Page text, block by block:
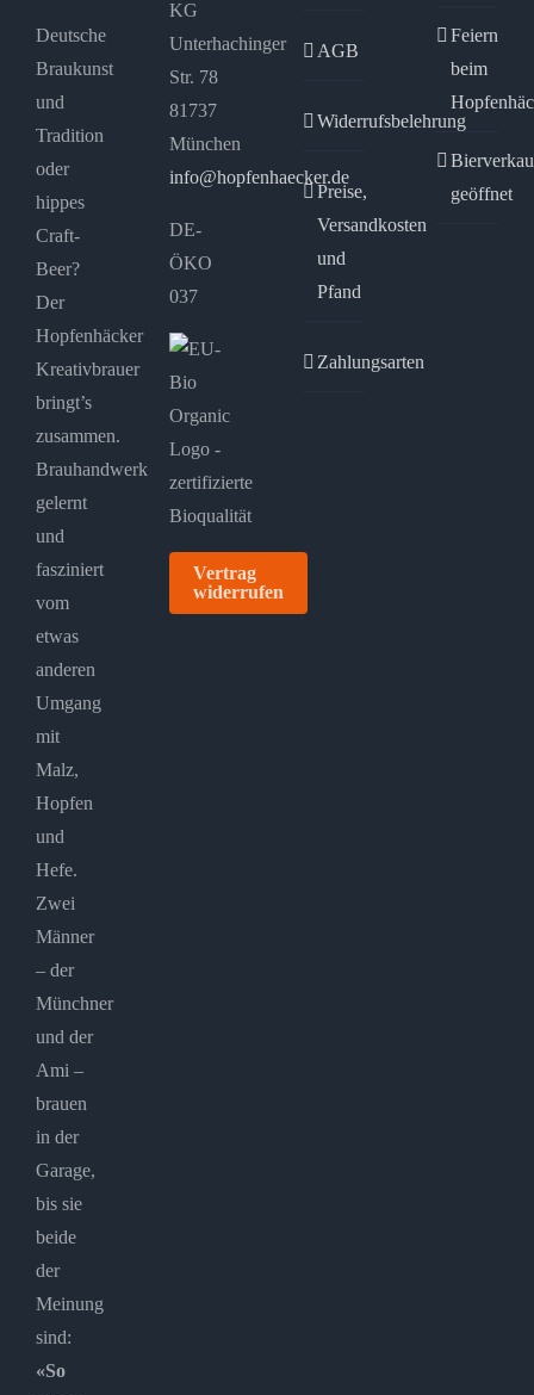
Deutsche
Braukunst
und
Tradition
oder
hippes
Craft-
Beer?
Der
Hopfenhäcker
Kreativbrauer
bringt’s
zusammen.
Brauhandwerk
gelernt
und
fasziniert
vom
etwas
anderen
Umgang
mit
Malz,
Hopfen
und
Hefe.
Zwei
Männer
– der
Münchner
und der
Ami –
brauen
in der
Garage,
bis sie
beide
der
Meinung
sind:
«So
KG
Unterhachinger
Str. 78
81737
München
info@hopfenhaecker.de
DE-
ÖKO
037
Vertrag
widerrufen
AGB
Widerrufsbelehrung
Preise,
Versandkosten
und
Pfand
Zahlungsarten
Feiern
beim
geöffnet